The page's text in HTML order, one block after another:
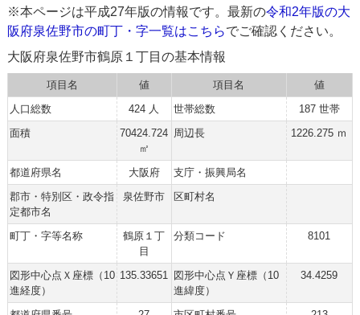
※本ページは平成27年版の情報です。最新の令和2年版の大
阪府泉佐野市の町丁・字一覧はこちらでご確認ください。
大阪府泉佐野市鶴原１丁目の基本情報
項目名 値 項目名
値
人口総数
424 人 世帯総数
187 世帯
面積
70424.724
㎡
周辺長 1226.275 ｍ
都道府県名 大阪府
支庁・振興局名
郡市・特別区・政令指
定都市名
泉佐野市 区町村名
町丁・字等名称
鶴原１丁
目
分類コード 8101
図形中心点Ｘ座標（10
進経度）
135.33651 図形中心点Ｙ座標（10
進緯度）
34.4259